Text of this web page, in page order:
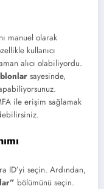
manuel olarak
kullanıcı
alıcı olabiliyordu.
sayesinde,
ile erişim sağlamak
ID’yi seçin. Ardından,
bölümünü seçin.